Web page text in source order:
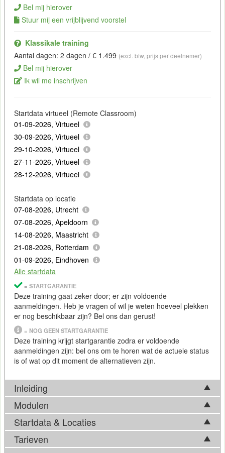
Bel mij hierover
Stuur mij een vrijblijvend voorstel
Klassikale training
Aantal dagen: 2 dagen / € 1.499 (excl. btw, prijs per deelnemer)
Bel mij hierover
Ik wil me inschrijven
Startdata virtueel (Remote Classroom)
01-09-2026, Virtueel
30-09-2026, Virtueel
29-10-2026, Virtueel
27-11-2026, Virtueel
28-12-2026, Virtueel
Startdata op locatie
07-08-2026, Utrecht
07-08-2026, Apeldoorn
14-08-2026, Maastricht
21-08-2026, Rotterdam
01-09-2026, Eindhoven
Alle startdata
= STARTGARANTIE
Deze training gaat zeker door; er zijn voldoende
aanmeldingen. Heb je vragen of wil je weten hoeveel plekken
er nog beschikbaar zijn? Bel ons dan gerust!
= NOG GEEN STARTGARANTIE
Deze training krijgt startgarantie zodra er voldoende
aanmeldingen zijn: bel ons om te horen wat de actuele status
is of wat op dit moment de alternatieven zijn.
Inleiding
Ervaar je ook dat de cijfers uit jouw verschillende systemen
moeilijk te integreren zijn in één krachtig dashboard? En hoe
bepaal je op welke kostenposten je moet besparen als niet
alle ruwedata
Modulen
In de Qlikview training gaan we dashboards ontwerpen op
basis van (jouw)
volgende onderwerpen aan bod:
Startdata & Locaties
Kies uit 6 locatie(s) in Nederland. Ook beschikbaar in
Tarieven